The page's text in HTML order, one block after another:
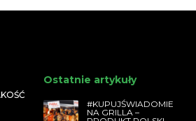
Ostatnie artykuły
#KUPUJŚWIADOMIE
NA GRILLA –